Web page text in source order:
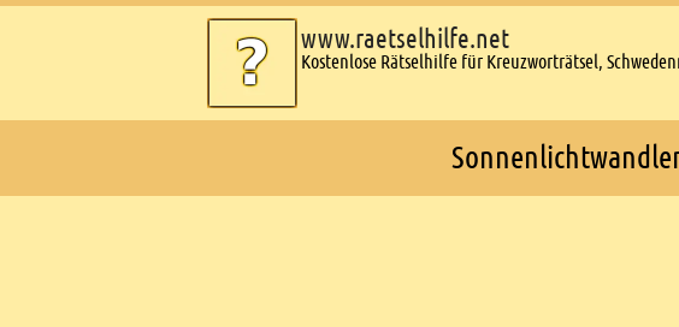
www.raetselhilfe.net
Kostenlose Rätselhilfe für Kreuzworträtsel,